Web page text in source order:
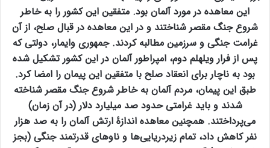
این معاهده در مورد آلمان بود. متفقین این کشور را به خاطر
شروع جنگ مقصر شناختند و در این معاهده در قبال صلح، از آن
غرامت جنگی و سرزمین مطالبه کردند. جمهوری وایمار، دولتی که
پس از فرار ویلهلم دوم، امپراطور آلمان در این کشور تشکیل شده
بود به ناچار برای انعقاد صلح با متفقین این پیمان را امضا کرد.
طبق این پیمان، مردم آلمان به خاطر شروع جنگ مقصر شناخته
شدند و باید غرامتی حدود صد میلیارد دلار (در آن زمان)
می‌پرداختند. همچنین معاهده اندازهٔ ارتش آلمان را به صد هزار
نفر کاهش داد، تمام زیردریایی‌ها و ناوهای قدرتمند جنگی (بجز